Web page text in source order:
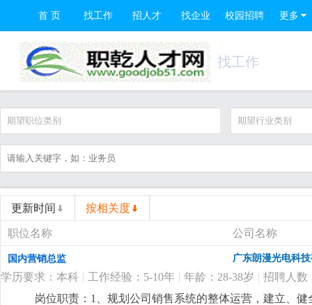
首 页 找工作 招人才 找企业 校园招聘 更多
找工作
期望职位类别 期望行业类别
更新时间 按相关度
职位名称 公司名称
国内营销总监 广东朗漫光电科
学历要求：本科 | 工作经验：5-10年 | 年龄：28-38岁 | 招聘人数
岗位职责：1、规划公司销售系统的整体运营，建立、